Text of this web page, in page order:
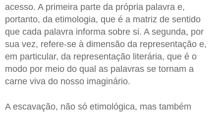
acesso. A primeira parte da própria palavra e,
portanto, da etimologia, que é a matriz de sentido
que cada palavra informa sobre si. A segunda, por
sua vez, refere-se à dimensão da representação e,
em particular, da representação literária, que é o
modo por meio do qual as palavras se tornam a
carne viva do nosso imaginário.
A escavação, não só etimológica, mas também